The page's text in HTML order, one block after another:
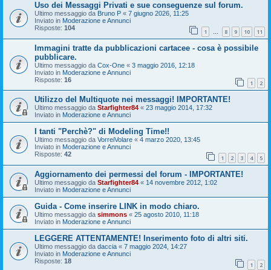
Uso dei Messaggi Privati e sue conseguenze sul forum.
Ultimo messaggio da Bruno P « 7 giugno 2026, 11:25
Inviato in Moderazione e Annunci
Risposte: 104 1 … 8 9 10 11
Immagini tratte da pubblicazioni cartacee - cosa è possibile
pubblicare.
Ultimo messaggio da Cox-One « 3 maggio 2016, 12:18
Inviato in Moderazione e Annunci
Risposte: 16 1 2
Utilizzo del Multiquote nei messaggi! IMPORTANTE!
Ultimo messaggio da Starfighter84 « 23 maggio 2014, 17:32
Inviato in Moderazione e Annunci
I tanti "Perchè?" di Modeling Time!!
Ultimo messaggio da VorreiVolare « 4 marzo 2020, 13:45
Inviato in Moderazione e Annunci
Risposte: 42 1 2 3 4 5
Aggiornamento dei permessi del forum - IMPORTANTE!
Ultimo messaggio da Starfighter84 « 14 novembre 2012, 1:02
Inviato in Moderazione e Annunci
Guida - Come inserire LINK in modo chiaro.
Ultimo messaggio da simmons « 25 agosto 2010, 11:18
Inviato in Moderazione e Annunci
LEGGERE ATTENTAMENTE! Inserimento foto di altri siti.
Ultimo messaggio da daccia « 7 maggio 2024, 14:27
Inviato in Moderazione e Annunci
Risposte: 18 1 2